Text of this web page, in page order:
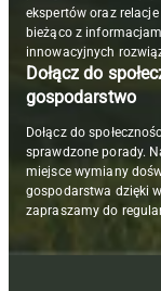
ekspertów oraz
bieżąco z
innowacyjnych
Dołącz do
gospodarstwo
Dołącz do
sprawdzone porady.
miejsce wymiany
gospodarstwa dzięki
zapraszamy do